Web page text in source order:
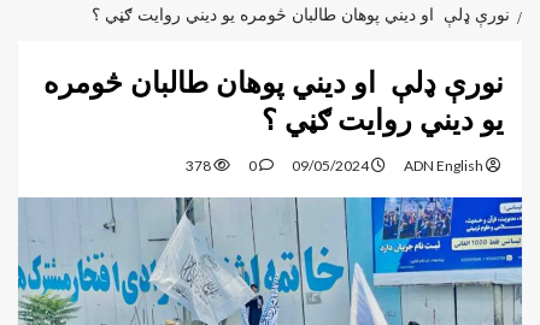
نورې ډلې او ديني پوهان طالبان څومره يو ديني روایت ګڼي ؟
نورې ډلې او ديني پوهان طالبان څومره
يو ديني روایت ګڼي ؟
ADN English
09/05/2024
0
378